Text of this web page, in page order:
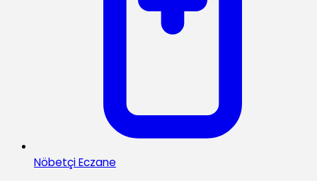
Nöbetçi Eczane